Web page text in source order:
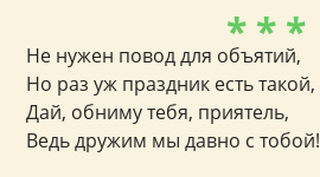
* * *
Не нужен повод для объятий,
Но раз уж праздник есть такой,
Дай, обниму тебя, приятель,
Ведь дружим мы давно с тобой!